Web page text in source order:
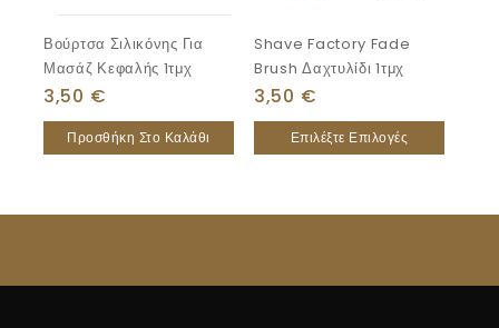
Βούρτσα Σιλικόνης Για
Μασάζ Κεφαλής 1τμχ
3,50 €
Προσθήκη Στο Καλάθι
Shave Factory Fade
Brush Δαχτυλίδι 1τμχ
3,50 €
Επιλέξτε Επιλογές